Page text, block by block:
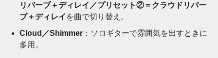
リバーブ＋ディレイ／プリセット②＝クラウドリバー
ブ＋ディレイ を曲で切り替え。
Cloud／Shimmer：ソロギターで雰囲気を出すときに
多用。